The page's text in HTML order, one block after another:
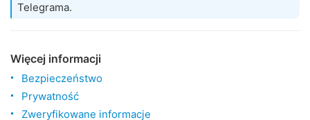
Telegrama.
Więcej informacji
Bezpieczeństwo
Prywatność
Zweryfikowane informacje